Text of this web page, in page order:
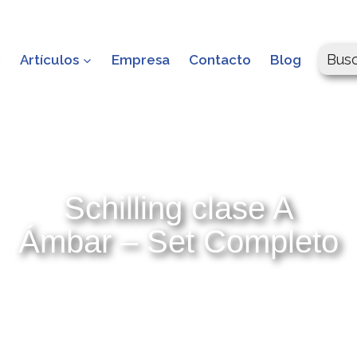
Artículos Empresa Contacto Blog
Schilling clase A
Ámbar – Set Completo